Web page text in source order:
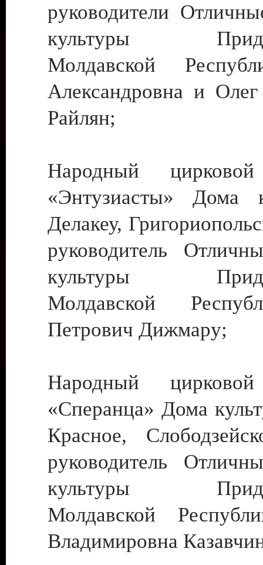
руководители
культуры
Молдавской
Александровна и
Райлян;
Народный цирковой
«Энтузиасты» Дома
Делакеу,
руководитель
культуры
Молдавской
Петрович Дижмару;
Народный цирковой
«Сперанца» Дома
Красное,
руководитель
культуры
Молдавской
Владимировна